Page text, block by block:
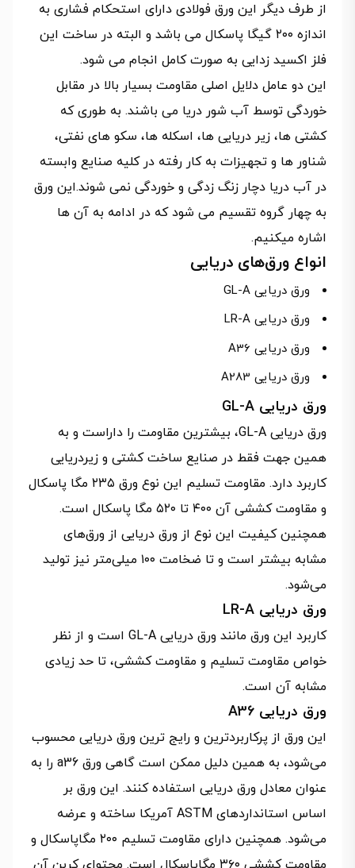
از طرف دیگر این ورق فولادی دارای استحکام فشاری به
اندازه ۲۰۰ گیگا پاسکال می باشد و البته در ساخت این
فلز اکسید زدایی به صورت کامل انجام می شود.
این دو عامل دلایل اصلی مقاومت بسیار بالا در مقابل
خوردگی توسط آب شور دریا می باشند. به طوری که
کشتی ها، زیر دریایی ها، اسکله ها، سکو های نفتی،
شناور ها و تجهیزات به کار رفته در کلیه صنایع وابسته
در آب دریا دچار زنگ زدگی و خوردگی نمی شوند.این ورق
به چهار گروه تقسیم می شود که در ادامه به آن ها
اشاره میکنیم.
انواع ورق‌های دریایی
ورق دریایی GL-A
ورق دریایی LR-A
ورق دریایی A36
ورق دریایی A283
ورق دریایی GL-A
ورق دریایی GL-A، بیشترین مقاومت را داراست و به
همین جهت فقط در صنایع ساخت کشتی و زیردریایی
کاربرد دارد. مقاومت تسلیم این نوع ورق ۲۳۵ مگا پاسکال
و مقاومت کششی آن ۴۰۰ تا ۵۲۰ مگا پاسکال است.
همچنین کیفیت این نوع از ورق دریایی از ورق‌های
مشابه بیشتر است و تا ضخامت ۱۰۰ میلی‌متر نیز تولید
می‌شود.
ورق دریایی LR-A
کاربرد این ورق مانند ورق دریایی GL-A است و از نظر
خواص مقاومت تسلیم و مقاومت کششی، تا حد زیادی
مشابه آن است.
ورق دریایی A36
این ورق از پرکاربردترین و رایج ترین ورق دریایی محسوب
می‌شود، به همین دلیل ممکن است گاهی ورق a36 را به
عنوان معادل ورق دریایی استفاده کنند. این ورق بر
اساس استانداردهای ASTM آمریکا ساخته و عرضه
می‌شود. همچنین دارای مقاومت تسلیم ۲۰۰ مگاپاسکال و
مقاومت کششی ۳۶۰ مگاپاسکال است. محتوای کربن آن